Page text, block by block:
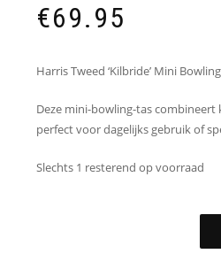
€69.95
Harris Tweed ‘Kilbride’ Mini
Deze mini-bowling-tas
perfect voor dagelijks gebruik of
Slechts 1 resterend op voorraad